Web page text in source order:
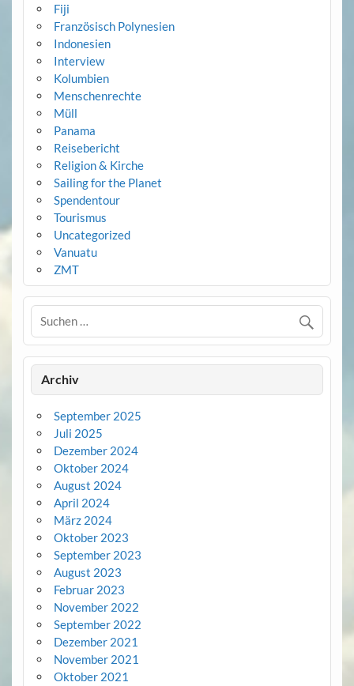
Fiji
Französisch Polynesien
Indonesien
Interview
Kolumbien
Menschenrechte
Müll
Panama
Reisebericht
Religion & Kirche
Sailing for the Planet
Spendentour
Tourismus
Uncategorized
Vanuatu
ZMT
Archiv
September 2025
Juli 2025
Dezember 2024
Oktober 2024
August 2024
April 2024
März 2024
Oktober 2023
September 2023
August 2023
Februar 2023
November 2022
September 2022
Dezember 2021
November 2021
Oktober 2021